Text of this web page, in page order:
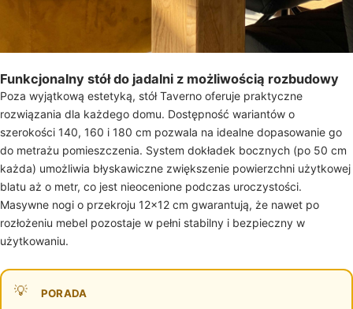
Funkcjonalny stół do jadalni z możliwością rozbudowy
Poza wyjątkową estetyką, stół Taverno oferuje praktyczne
rozwiązania dla każdego domu. Dostępność wariantów o
szerokości 140, 160 i 180 cm pozwala na idealne dopasowanie go
do metrażu pomieszczenia. System dokładek bocznych (po 50 cm
każda) umożliwia błyskawiczne zwiększenie powierzchni użytkowej
blatu aż o metr, co jest nieocenione podczas uroczystości.
Masywne nogi o przekroju 12×12 cm gwarantują, że nawet po
rozłożeniu mebel pozostaje w pełni stabilny i bezpieczny w
użytkowaniu.
PORADA